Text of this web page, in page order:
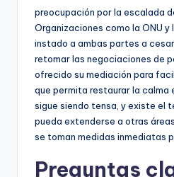
preocupación por la escalada
Organizaciones como la ONU y
instado a ambas partes a
retomar las negociaciones de
ofrecido su mediación para
que permita restaurar la calma
sigue siendo tensa, y existe el
pueda extenderse a otras
se toman medidas inmediatas
Preguntas